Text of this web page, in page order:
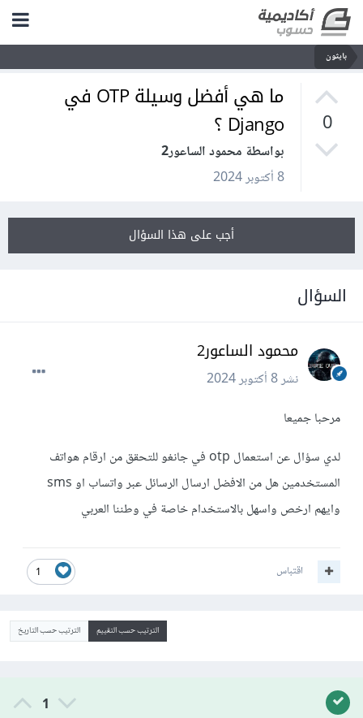
بايثون
0
ما هي أفضل وسيلة OTP في
Django ؟
بواسطة محمود الساعور2
8 أكتوبر 2024
أجب على هذا السؤال
السؤال
محمود الساعور2
نشر8 أكتوبر 2024
مرحبا جميعا
لدي سؤال عن استعمال otp في جانغو للتحقق من ارقام هواتف
المستخدمين هل من الافضل ارسال الرسائل عبر واتساب او sms
وايهم ارخص واسهل بالاستخدام خاصة في وطننا العربي
1 اقتباس
الترتيب حسب التقييم الترتيب حسب التاريخ
1